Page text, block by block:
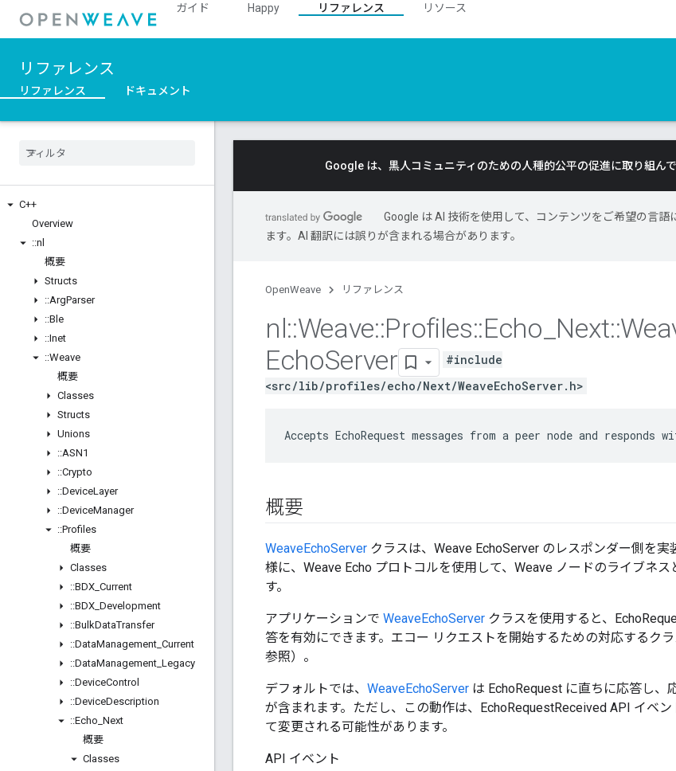
ガイド Happy リファレンス
リソース
リファレンス
リファレンス ドキュメント
C++
Overview
::nl
概要
Structs
::ArgParser
::Ble
::Inet
::Weave
概要
Classes
Structs
Unions
::ASN1
::Crypto
::DeviceLayer
::DeviceManager
::Profiles
概要
Classes
::BDX Current
::BDX Development
::BulkDataTransfer
::DataManagement Current
::DataManagement Legacy
::DeviceControl
::DeviceDescription
::Echo Next
概要
Classes
Google は、黒人コミュニティのための人種的公平の促進に取り組んで
Google は AI 技術を使用して、コンテンツをご希望の言語
ます。AI 翻訳には誤りが含まれる場合があります。
OpenWeave リファレンス
nl::Weave::Profiles::Echo Next::
EchoServer
#include
<src/lib/profiles/echo/Next/WeaveEchoServer.h>
Accepts EchoRequest messages from a peer node and responds
概要
WeaveEchoServer クラスは、Weave EchoServer のレスポンダー側を
様に、Weave Echo プロトコルを使用して、Weave ノードのライブネ
す。
アプリケーションで WeaveEchoServer クラスを使用すると、
答を有効にできます。エコー リクエストを開始するための対応するク
参照）。
デフォルトでは、 WeaveEchoServer は EchoRequest に直ちに応答し、
が含まれます。ただし、この動作は、EchoRequestReceived API イベ
て変更される可能性があります。
API イベント